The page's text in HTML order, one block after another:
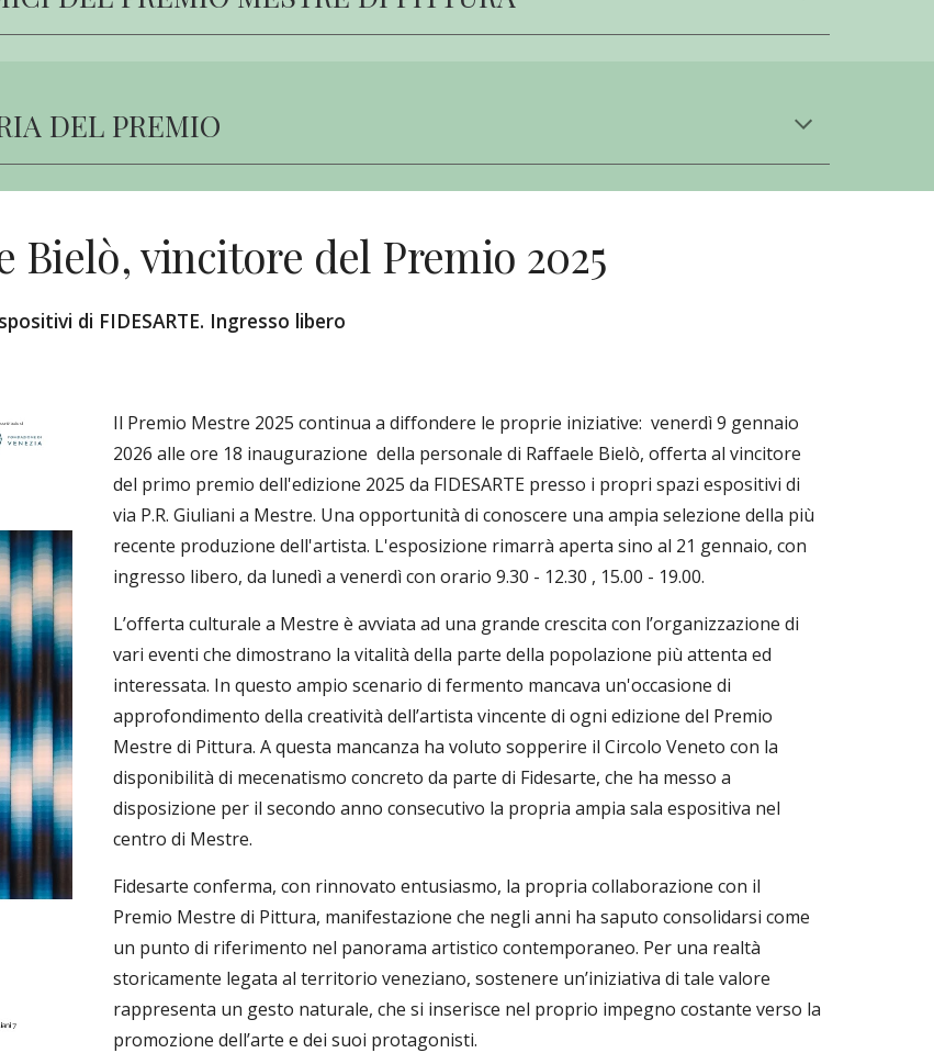
DEL PREMIO
Bielò, vincitore del Premio 2025
di FIDESARTE. Ingresso libero
Il Premio Mestre 2025 continua a diffondere le proprie iniziative: venerdì 9 gennaio
2026 alle ore 18 inaugurazione della personale di Raffaele Bielò, offerta al vincitore
del primo premio dell'edizione 2025 da FIDESARTE presso i propri spazi espositivi di
via P.R. Giuliani a Mestre. Una opportunità di conoscere una ampia selezione della più
recente produzione dell'artista. L'esposizione rimarrà aperta sino al 21 gennaio, con
ingresso libero, da lunedì a venerdì con orario 9.30 - 12.30 , 15.00 - 19.00.
L’offerta culturale a Mestre è avviata ad una grande crescita con l’organizzazione di
vari eventi che dimostrano la vitalità della parte della popolazione più attenta ed
interessata. In questo ampio scenario di fermento mancava un'occasione di
approfondimento della creatività dell’artista vincente di ogni edizione del Premio
Mestre di Pittura. A questa mancanza ha voluto sopperire il Circolo Veneto con la
disponibilità di mecenatismo concreto da parte di Fidesarte, che ha messo a
disposizione per il secondo anno consecutivo la propria ampia sala espositiva nel
centro di Mestre.
Fidesarte conferma, con rinnovato entusiasmo, la propria collaborazione con il
Premio Mestre di Pittura, manifestazione che negli anni ha saputo consolidarsi come
un punto di riferimento nel panorama artistico contemporaneo. Per una realtà
storicamente legata al territorio veneziano, sostenere un’iniziativa di tale valore
rappresenta un gesto naturale, che si inserisce nel proprio impegno costante verso la
promozione dell’arte e dei suoi protagonisti.